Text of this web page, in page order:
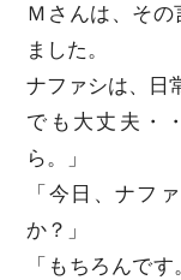
Ｍさんは、そ
ました。
ナファシは、日
でも大丈夫・
ら。」
「今日、ナフ
か？」
「もちろんで